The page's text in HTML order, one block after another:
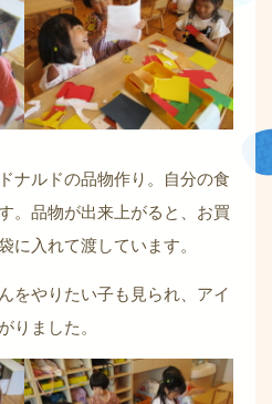
ナルドの品物作り。自分の食
。品物が出来上がると、お買
に入れて渡しています。
をやりたい子も見られ、アイ
りました。